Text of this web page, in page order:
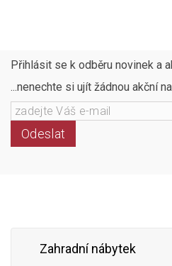
Přihlásit se k odběru novinek a
...nenechte si ujít žádnou akční
Odeslat
Zahradní nábytek